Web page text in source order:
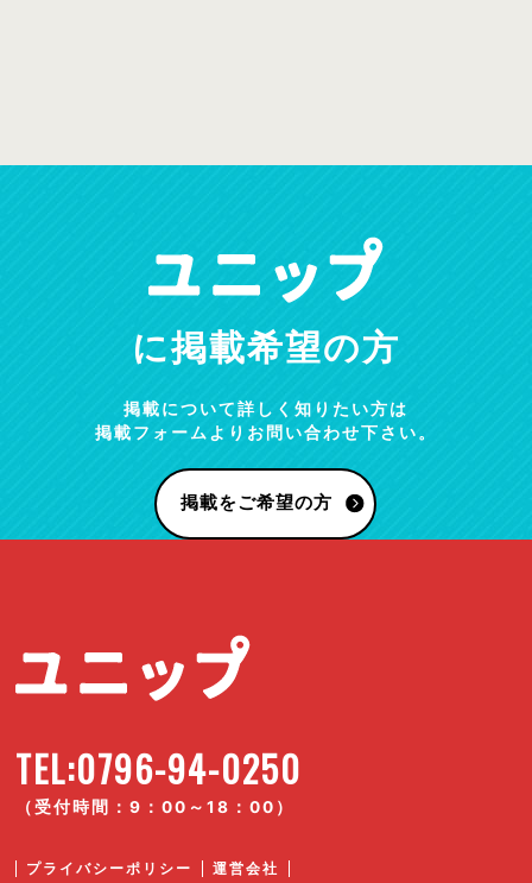
に掲載希望の方
掲載について詳しく知りたい方は
掲載フォームよりお問い合わせ下さい。
掲載をご希望の方
TEL:0796-94-0250
（受付時間：9：00～18：00）
プライバシーポリシー 運営会社